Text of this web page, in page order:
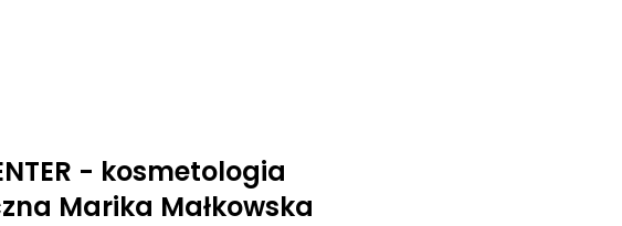
- kosmetologia
Marika Małkowska